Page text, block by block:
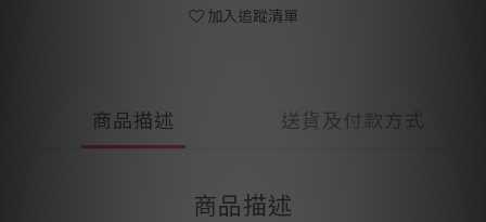
加入追蹤清單
商品描述 送貨及付款方式
商品描述